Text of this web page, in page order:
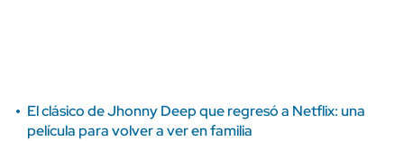
El clásico de Jhonny Deep que regresó a Netflix: una
película para volver a ver en familia